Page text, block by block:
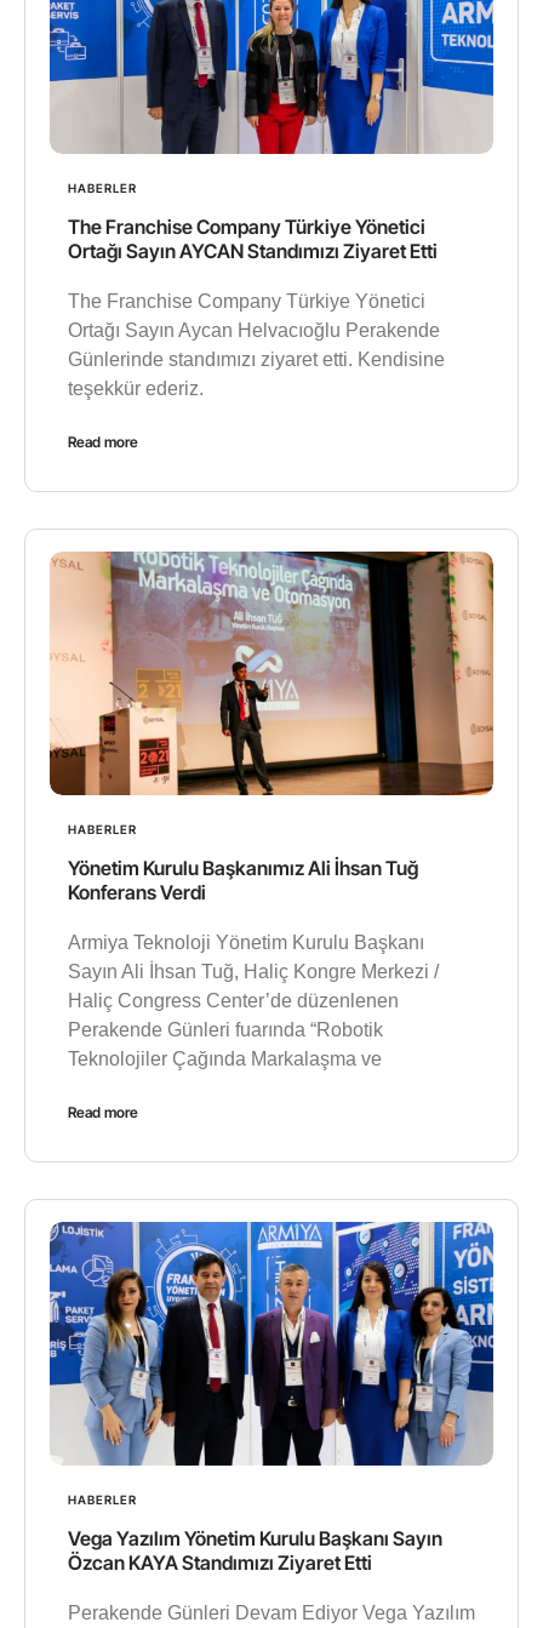
HABERLER
The Franchise Company Türkiye Yönetici
Ortağı Sayın AYCAN Standımızı Ziyaret Etti
The Franchise Company Türkiye Yönetici
Ortağı Sayın Aycan Helvacıoğlu Perakende
Günlerinde standımızı ziyaret etti. Kendisine
teşekkür ederiz.
Read more
HABERLER
Yönetim Kurulu Başkanımız Ali İhsan Tuğ
Konferans Verdi
Armiya Teknoloji Yönetim Kurulu Başkanı
Sayın Ali İhsan Tuğ, Haliç Kongre Merkezi /
Haliç Congress Center’de düzenlenen
Perakende Günleri fuarında “Robotik
Teknolojiler Çağında Markalaşma ve
Read more
HABERLER
Vega Yazılım Yönetim Kurulu Başkanı Sayın
Özcan KAYA Standımızı Ziyaret Etti
Perakende Günleri Devam Ediyor Vega Yazılım